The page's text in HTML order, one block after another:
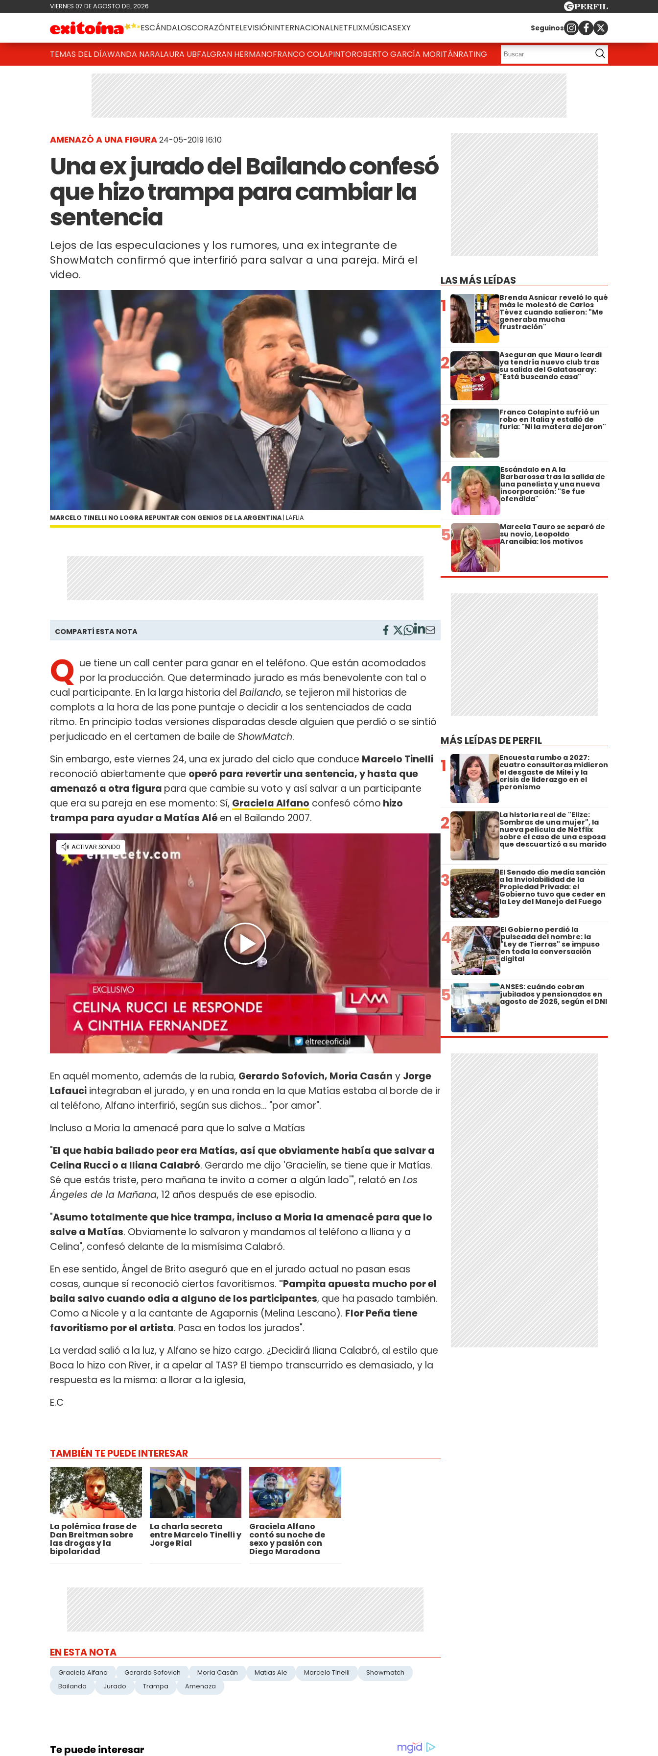
VIERNES 07 DE AGOSTO DEL 2026
ESCÁNDALOSCORAZÓNTELEVISIÓNINTERNACIONALNETFLIXMÚSICASEXY Seguinos
TEMAS DEL DÍAWANDA NARALAURA UBFALGRAN HERMANOFRANCO COLAPINTOROBERTO GARCÍA MORITÁNRATING
AMENAZÓ A UNA FIGURA24-05-2019 16:10
Una ex jurado del Bailando confesó
que hizo trampa para cambiar la
sentencia
Lejos de las especulaciones y los rumores, una ex integrante de
ShowMatch confirmó que interfirió para salvar a una pareja. Mirá el
video.
MARCELO TINELLI NO LOGRA REPUNTAR CON GENIOS DE LA ARGENTINA | LAFLIA
COMPARTÍ ESTA NOTA
Q ue tiene un call center para ganar en el teléfono. Que están acomodados
por la producción. Que determinado jurado es más benevolente con tal o
cual participante. En la larga historia del Bailando, se tejieron mil historias de
complots a la hora de las pone puntaje o decidir a los sentenciados de cada
ritmo. En principio todas versiones disparadas desde alguien que perdió o se sintió
perjudicado en el certamen de baile de ShowMatch.
Sin embargo, este viernes 24, una ex jurado del ciclo que conduce Marcelo Tinelli
reconoció abiertamente que operó para revertir una sentencia, y hasta que
amenazó a otra figura para que cambie su voto y así salvar a un participante
que era su pareja en ese momento: Sí, Graciela Alfano confesó cómo hizo
trampa para ayudar a Matías Alé en el Bailando 2007.
En aquél momento, además de la rubia, Gerardo Sofovich, Moria Casán y Jorge
Lafauci integraban el jurado, y en una ronda en la que Matías estaba al borde de ir
al teléfono, Alfano interfirió, según sus dichos... "por amor".
Incluso a Moria la amenacé para que lo salve a Matías
"El que había bailado peor era Matías, así que obviamente había que salvar a
Celina Rucci o a Iliana Calabró. Gerardo me dijo 'Gracielín, se tiene que ir Matías.
Sé que estás triste, pero mañana te invito a comer a algún lado'", relató en Los
Ángeles de la Mañana, 12 años después de ese episodio.
"Asumo totalmente que hice trampa, incluso a Moria la amenacé para que lo
salve a Matías. Obviamente lo salvaron y mandamos al teléfono a Iliana y a
Celina", confesó delante de la mismísima Calabró.
En ese sentido, Ángel de Brito aseguró que en el jurado actual no pasan esas
cosas, aunque sí reconoció ciertos favoritismos. "Pampita apuesta mucho por el
baila salvo cuando odia a alguno de los participantes, que ha pasado también.
Como a Nicole y a la cantante de Agapornis (Melina Lescano). Flor Peña tiene
favoritismo por el artista. Pasa en todos los jurados".
La verdad salió a la luz, y Alfano se hizo cargo. ¿Decidirá Iliana Calabró, al estilo que
Boca lo hizo con River, ir a apelar al TAS? El tiempo transcurrido es demasiado, y la
respuesta es la misma: a llorar a la iglesia,
E.C
TAMBIÉN TE PUEDE INTERESAR
La polémica frase de
Dan Breitman sobre
las drogas y la
bipolaridad
La charla secreta
entre Marcelo Tinelli y
Jorge Rial
Graciela Alfano
contó su noche de
sexo y pasión con
Diego Maradona
EN ESTA NOTA
Graciela Alfano Gerardo Sofovich Moria Casán Matias Ale Marcelo Tinelli
Showmatch
Bailando
Jurado Trampa Amenaza
LAS MÁS LEÍDAS
1 Brenda Asnicar reveló lo qué
más le molestó de Carlos
Tévez cuando salieron: "Me
generaba mucha
frustración"
2 Aseguran que Mauro Icardi
ya tendría nuevo club tras
su salida del Galatasaray:
"Está buscando casa"
3 Franco Colapinto sufrió un
robo en Italia y estalló de
furia: "Ni la matera dejaron"
4 Escándalo en A la
Barbarossa tras la salida de
una panelista y una nueva
incorporación: "Se fue
ofendida"
5 Marcela Tauro se separó de
su novio, Leopoldo
Arancibia: los motivos
MÁS LEÍDAS DE PERFIL
1 Encuesta rumbo a 2027:
cuatro consultoras midieron
el desgaste de Milei y la
crisis de liderazgo en el
peronismo
2 La historia real de "Elize:
Sombras de una mujer", la
nueva película de Netflix
sobre el caso de una esposa
que descuartizó a su marido
3 El Senado dio media sanción
a la Inviolabilidad de la
Propiedad Privada: el
Gobierno tuvo que ceder en
la Ley del Manejo del Fuego
4 El Gobierno perdió la
pulseada del nombre: la
"Ley de Tierras" se impuso
en toda la conversación
digital
5 ANSES: cuándo cobran
jubilados y pensionados en
agosto de 2026, según el DNI